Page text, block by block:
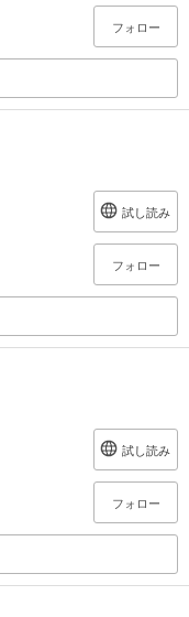
フォロー
試し読み
フォロー
試し読み
フォロー